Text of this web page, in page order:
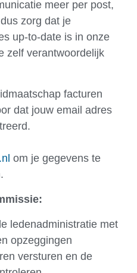
meer per post,
zorg dat je
up-to-date is in onze
zelf verantwoordelijk
facturen
dat jouw email adres
om je gegevens te
ledenadministratie met
opzeggingen
versturen en de